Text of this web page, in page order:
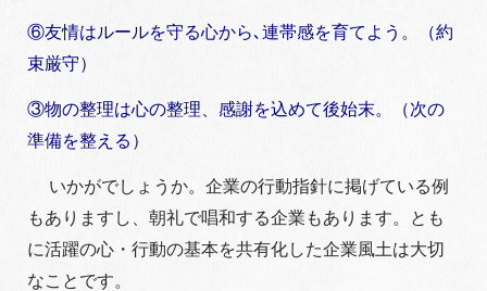
⑥友情はルールを守る心から､連帯感を育てよう。（約
束厳守）
③物の整理は心の整理、感謝を込めて後始末。（次の
準備を整える）
いかがでしょうか。企業の行動指針に掲げている例
もありますし、朝礼で唱和する企業もあります。とも
に活躍の心・行動の基本を共有化した企業風土は大切
なことです。